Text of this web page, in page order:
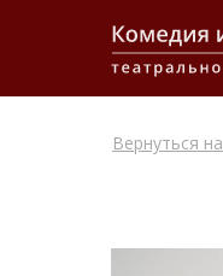
Вернуться